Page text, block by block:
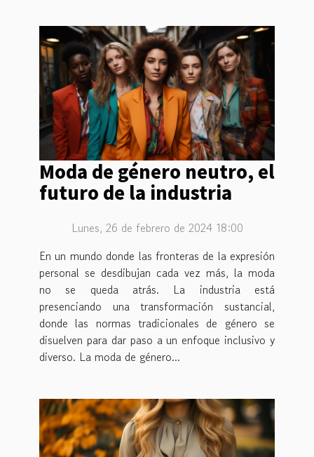
Moda de género neutro, el
futuro de la industria
Lunes, 26 de febrero de 2024 18:00
En un mundo donde las fronteras de la expresión
personal se desdibujan cada vez más, la moda
no se queda atrás. La industria está
presenciando una transformación sustancial,
donde las normas tradicionales de género se
disuelven para dar paso a un enfoque inclusivo y
diverso. La moda de género...